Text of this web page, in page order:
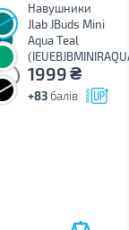
Навушники
Jlab JBuds Mini
Aqua Teal
1999₴
+83 балів